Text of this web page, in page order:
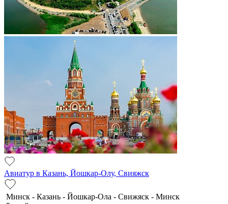
Авиатур в Казань, Йошкар-Олу, Свияжск
Минск - Казань - Йошкар-Ола - Свижяск - Минск